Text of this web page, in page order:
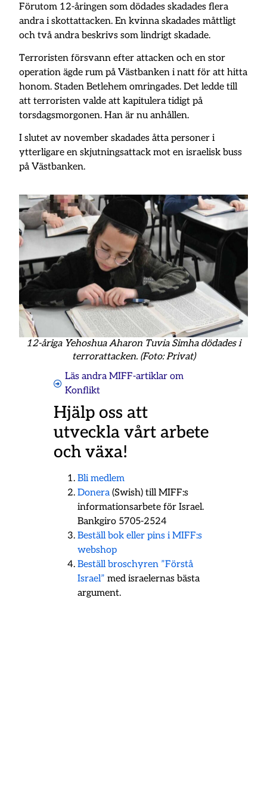
Förutom 12-åringen som dödades skadades flera
andra i skottattacken. En kvinna skadades måttligt
och två andra beskrivs som lindrigt skadade.
Terroristen försvann efter attacken och en stor
operation ägde rum på Västbanken i natt för att hitta
honom. Staden Betlehem omringades. Det ledde till
att terroristen valde att kapitulera tidigt på
torsdagsmorgonen. Han är nu anhållen.
I slutet av november skadades åtta personer i
ytterligare en skjutningsattack mot en israelisk buss
på Västbanken.
12-åriga Yehoshua Aharon Tuvia Simha dödades i
terrorattacken. (Foto: Privat)
Läs andra MIFF-artiklar om
Konflikt
Hjälp oss att
utveckla vårt arbete
och växa!
Bli medlem
Donera(Swish) till MIFF:s
informationsarbete för Israel.
Bankgiro 5705-2524
Beställ bok eller pins i MIFF:s
webshop
Beställ broschyren ”Förstå
Israel” med israelernas bästa
argument.